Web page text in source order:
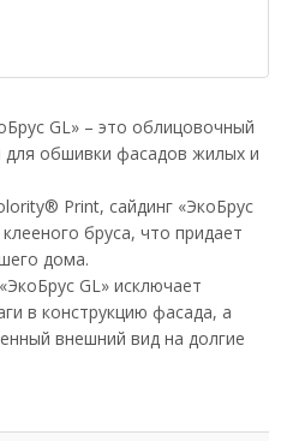
GL» – это облицовочный
для обшивки фасадов жилых и
Print, сайдинг «ЭкоБрус
бруса, что придает
дома.
GL» исключает
в конструкцию фасада, а
внешний вид на долгие